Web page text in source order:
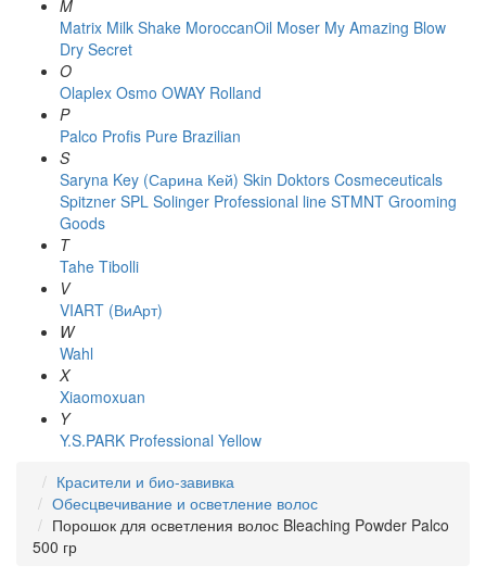
M
Matrix Milk Shake MoroccanOil Moser My Amazing Blow
Dry Secret
O
Olaplex Osmo OWAY Rolland
P
Palco Profis Pure Brazilian
S
Saryna Key (Сарина Кей) Skin Doktors Cosmeceuticals
Spitzner SPL Solinger Professional line STMNT Grooming
Goods
T
Tahe Tibolli
V
VIART (ВиАрт)
W
Wahl
X
Xiaomoxuan
Y
Y.S.PARK Professional Yellow
Красители и био-завивка
Обесцвечивание и осветление волос
Порошок для осветления волос Bleaching Powder Palco
500 гр